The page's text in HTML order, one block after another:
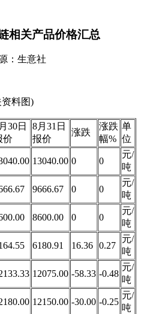
相关产品价格汇总
：生意社
料图)
30日
价
8月31日
报价
涨跌
涨跌
幅%
单
位
13040.00 0 0
元/
吨
9666.67 0 0
元/
吨
8600.00 0 0
元/
吨
6180.91 16.36 0.27
元/
吨
12075.00 -58.33 -0.48
元/
吨
12150.00 -30.00 -0.25
元/
吨